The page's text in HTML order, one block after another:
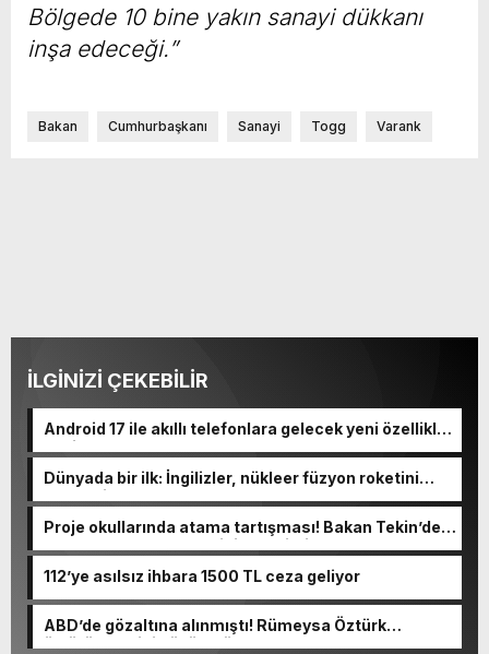
Bölgede 10 bine yakın sanayi dükkanı
inşa edeceği.”
Bakan Cumhurbaşkanı Sanayi Togg Varank
İLGİNİZİ ÇEKEBİLİR
Android 17 ile akıllı telefonlara gelecek yeni özellikler
belli oldu
Dünyada bir ilk: İngilizler, nükleer füzyon roketini
ateşledi
Proje okullarında atama tartışması! Bakan Tekin’den
“Sıkıntı yaşanmaması için takvimi erken başlattık”
112’ye asılsız ihbara 1500 TL ceza geliyor
ABD’de gözaltına alınmıştı! Rümeysa Öztürk
öldürüleceğini düşünmüş